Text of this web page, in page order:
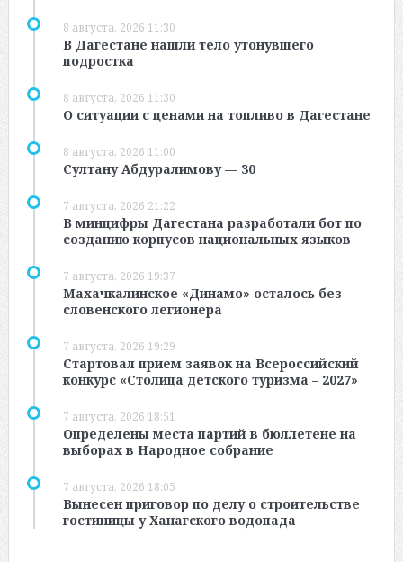
8 августа, 2026 11:30
В Дагестане нашли тело утонувшего
подростка
8 августа, 2026 11:30
О ситуации с ценами на топливо в Дагестане
8 августа, 2026 11:00
Султану Абдуралимову — 30
7 августа, 2026 21:22
В минцифры Дагестана разработали бот по
созданию корпусов национальных языков
7 августа, 2026 19:37
Махачкалинское «Динамо» осталось без
словенского легионера
7 августа, 2026 19:29
Стартовал прием заявок на Всероссийский
конкурс «Столица детского туризма – 2027»
7 августа, 2026 18:51
Определены места партий в бюллетене на
выборах в Народное собрание
7 августа, 2026 18:05
Вынесен приговор по делу о строительстве
гостиницы у Ханагского водопада